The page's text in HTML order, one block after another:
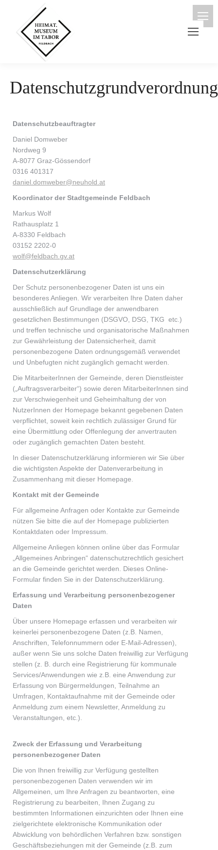
Datenschutzbeauftragter
Daniel Domweber
Nordweg 9
A-8077 Graz-Gössendorf
0316 401317
daniel.domweber@neuhold.at
Koordinator der Stadtgemeinde Feldbach
Markus Wolf
Rathausplatz 1
A-8330 Feldbach
03152 2202-0
wolf@feldbach.gv.at
Datenschutzerklärung
Der Schutz personenbezogener Daten ist uns ein
besonderes Anliegen. Wir verarbeiten Ihre Daten daher
ausschließlich auf Grundlage der anwendbaren
gesetzlichen Bestimmungen (DSGVO, DSG, TKG etc.)
und treffen technische und organisatorische Maßnahmen
zur Gewährleistung der Datensicherheit, damit
personenbezogene Daten ordnungsgemäß verwendet
und Unbefugten nicht zugänglich gemacht werden.
Die MitarbeiterInnen der Gemeinde, deren Dienstleister
(„Auftragsverarbeiter“) sowie deren MitarbeiterInnen sind
zur Verschwiegenheit und Geheimhaltung der von
NutzerInnen der Homepage bekannt gegebenen Daten
verpflichtet, soweit kein rechtlich zulässiger Grund für
eine Übermittlung oder Offenlegung der anvertrauten
oder zugänglich gemachten Daten besteht.
In dieser Datenschutzerklärung informieren wir Sie über
die wichtigsten Aspekte der Datenverarbeitung in
Zusammenhang mit dieser Homepage.
Kontakt mit der Gemeinde
Für allgemeine Anfragen oder Kontakte zur Gemeinde
nützen Sie bitte die auf der Homepage publizierten
Kontaktdaten oder Impressum.
Allgemeine Anliegen können online über das Formular
„Allgemeines Anbringen“ datenschutzrechtlich gesichert
an die Gemeinde gerichtet werden. Dieses Online-
Formular finden Sie in der Datenschutzerklärung.
Erfassung und Verarbeitung personenbezogener
Daten
Über unsere Homepage erfassen und verarbeiten wir
keinerlei personenbezogene Daten (z.B. Namen,
Anschriften, Telefonnummern oder E-Mail-Adressen),
außer wenn Sie uns solche Daten freiwillig zur Verfügung
stellen (z. B. durch eine Registrierung für kommunale
Services/Anwendungen wie z.B. eine Anwendung zur
Erfassung von Bürgermeldungen, Teilnahme an
Umfragen, Kontaktaufnahme mit der Gemeinde oder
Anmeldung zum einem Newsletter, Anmeldung zu
Veranstaltungen, etc.).
Zweck der Erfassung und Verarbeitung
personenbezogener Daten
Die von Ihnen freiwillig zur Verfügung gestellten
personenbezogenen Daten verwenden wir im
Allgemeinen, um Ihre Anfragen zu beantworten, eine
Registrierung zu bearbeiten, Ihnen Zugang zu
bestimmten Informationen einzurichten oder Ihnen eine
zielgerichtete elektronische Kommunikation oder
Abwicklung von behördlichen Verfahren bzw. sonstigen
Geschäftsbeziehungen mit der Gemeinde (z.B. zum